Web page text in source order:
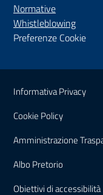
Normative
Whistleblowing
Preferenze Cookie
Sezione Link
Informativa Privacy
Cookie Policy
Amministrazione
Albo Pretorio
Obiettivi di accessibilità